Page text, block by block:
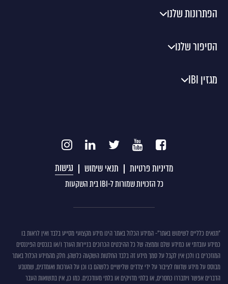
הפתרונות שלנו
הסיפור שלנו
מגזין IBI
מדיניות פרטיות תנאי שימוש נגישות
כל הזכויות שמורות ל-IBI בית השקעות
תנאים
כללים
לשימוש
באתר
"תנאים כלליים לשימוש באתר"- המידע הכלול באתר הינו מידע מקצועי מסייע בלבד ואין לראות בו
כמידע עובדתי או כמידע שלם וממצה של כל ההיבטים הכרוכים בניירות הערך ו/או בנכסים הפיננסים
המוזכרים בו ולכן אין לקבל על סמך מידע זה בלבד החלטות השקעה כלשהן. חלק מהמידע הכלול באתר
מבוסס על מידע שדווח לציבור על ידי צדדים שלישיים כלשהם בו וכן על הערכות ואומדנים, שמטבע
הדברים אפשר ויתבררו כחסרים, או בלתי מדויקים או בלתי מעודכנים. כמו כן, אין בתשואות העבר